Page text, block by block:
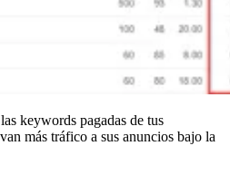
keywords pagadas de tus
más tráfico a sus anuncios bajo la